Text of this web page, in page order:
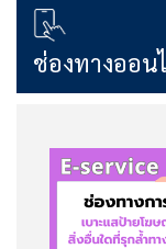
ช่องทางออน